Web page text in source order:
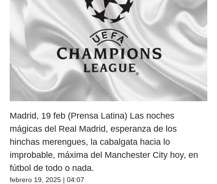
Madrid, 19 feb (Prensa Latina) Las noches
mágicas del Real Madrid, esperanza de los
hinchas merengues, la cabalgata hacia lo
improbable, máxima del Manchester City hoy, en
fútbol de todo o nada.
febrero 19, 2025 | 04:07